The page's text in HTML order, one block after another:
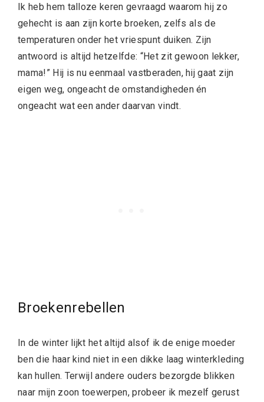
Ik heb hem talloze keren gevraagd waarom hij zo
gehecht is aan zijn korte broeken, zelfs als de
temperaturen onder het vriespunt duiken. Zijn
antwoord is altijd hetzelfde: “Het zit gewoon lekker,
mama!” Hij is nu eenmaal vastberaden, hij gaat zijn
eigen weg, ongeacht de omstandigheden én
ongeacht wat een ander daarvan vindt.
Broekenrebellen
In de winter lijkt het altijd alsof ik de enige moeder
ben die haar kind niet in een dikke laag winterkleding
kan hullen. Terwijl andere ouders bezorgde blikken
naar mijn zoon toewerpen, probeer ik mezelf gerust